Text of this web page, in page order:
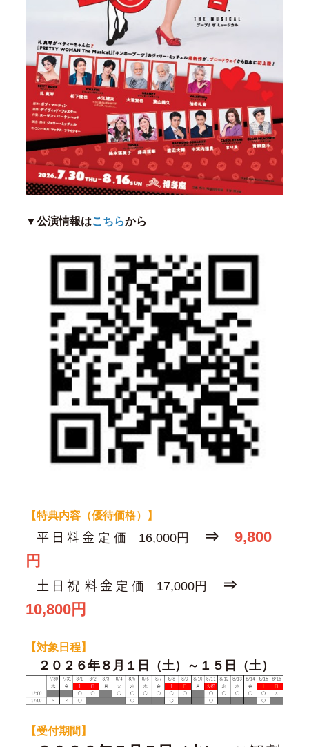
▼公演情報はこちらから
【特典内容（優待価格）】
平 日 料 金 定 価 16,000円 ⇒ 9,800
円
土 日 祝 料 金 定 価 17,000円
⇒
10,800円
【対象日程】
２０２６年８月１日（土）～１５日（土）
【受付期間】